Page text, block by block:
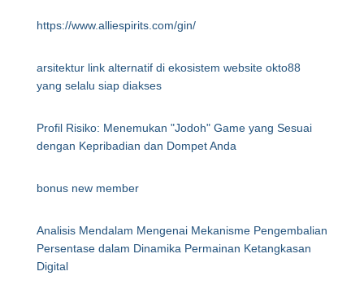
https://www.alliespirits.com/gin/
arsitektur link alternatif di ekosistem website okto88
yang selalu siap diakses
Profil Risiko: Menemukan "Jodoh" Game yang Sesuai
dengan Kepribadian dan Dompet Anda
bonus new member
Analisis Mendalam Mengenai Mekanisme Pengembalian
Persentase dalam Dinamika Permainan Ketangkasan
Digital